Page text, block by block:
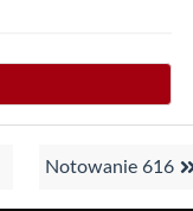
Notowanie 616